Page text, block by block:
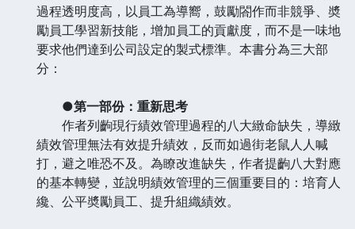
過程透明度高，以員工為導嚮，鼓勵閤作而非競爭、奬
勵員工學習新技能，增加員工的貢獻度，而不是一味地
要求他們達到公司設定的製式標準。本書分為三大部
分：
●第一部份：重新思考
作者列齣現行績效管理過程的八大緻命缺失，導緻
績效管理無法有效提升績效，反而如過街老鼠人人喊
打，避之唯恐不及。為瞭改進缺失，作者提齣八大對應
的基本轉變，並說明績效管理的三個重要目的：培育人
纔、公平奬勵員工、提升組織績效。